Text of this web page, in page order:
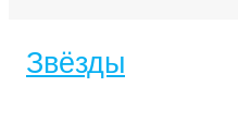
Звёзды